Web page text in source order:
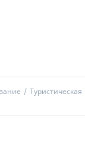
Туристическая